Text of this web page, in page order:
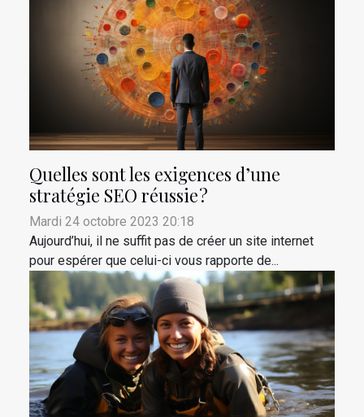
Quelles sont les exigences d’une
stratégie SEO réussie ?
Mardi 24 octobre 2023 20:18
Aujourd’hui, il ne suffit pas de créer un site internet
pour espérer que celui-ci vous rapporte de...